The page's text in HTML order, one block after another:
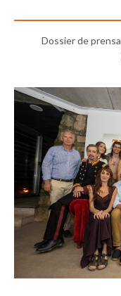
Dossier de prensa